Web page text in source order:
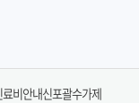
비안내신포괄수가제